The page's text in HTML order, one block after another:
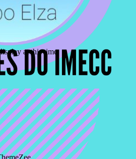
at this time.